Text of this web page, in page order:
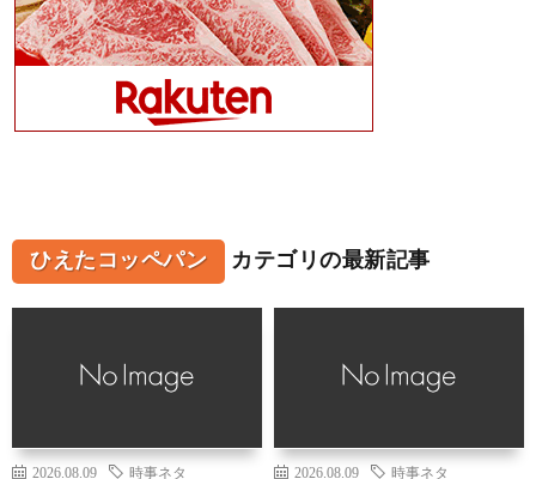
ひえたコッペパン カテゴリの最新記事
2026.08.09 時事ネタ 2026.08.09 時事ネタ